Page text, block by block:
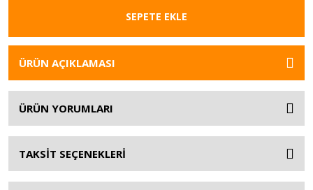
SEPETE EKLE
ÜRÜN AÇIKLAMASI
ÜRÜN YORUMLARI
TAKSİT SEÇENEKLERİ